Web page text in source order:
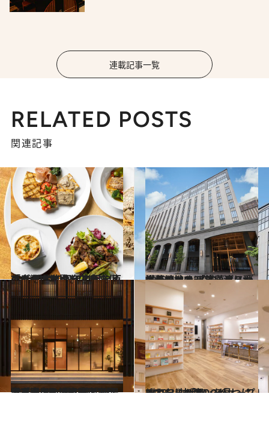
連載記事一覧
RELATED POSTS
関連記事
2023.4.11
「グランド ハイアット 東京」 開業20周年の記念メニューで イタリア食文化の奥深い世界を堪能
旅＆お出かけ 2023.4.4
浅草の地で38年に渡り愛され続ける 「浅草ビューホテル」の アネックスがグランドオープン！
旅＆お出かけ
2023.3.28
全室専用の温泉露天風呂付き！ 1日10組限定で贅沢な滞在を叶える 武雄温泉「ホテル 星の華」
旅＆お出かけ 2023.3.21
『わたしの本』を見つけるホテル 「BOOK HOTEL 神保町」がオープン
旅＆お出かけ